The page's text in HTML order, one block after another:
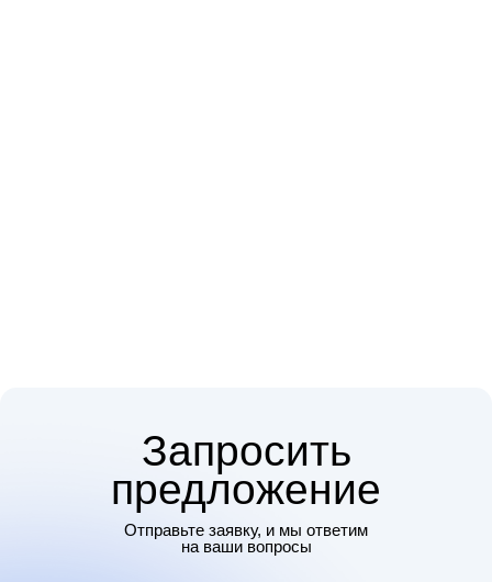
Запросить
предложение
Отправьте заявку, и мы ответим
на ваши вопросы